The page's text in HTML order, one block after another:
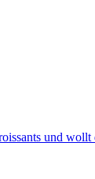
und